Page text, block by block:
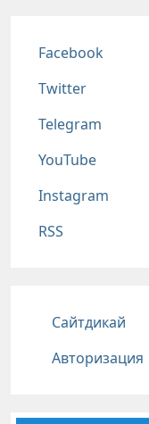
Соц сети
Facebook
Twitter
Telegram
YouTube
Instagram
RSS
Подвал
Сайтдикай
Авторизация